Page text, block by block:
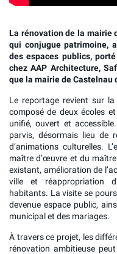
La rénovation de la mairie
qui conjugue patrimoine,
des espaces publics,
chez AAP Architecture,
que la mairie de Castelnau
Le reportage revient sur
composé de deux écoles
unifié, ouvert et
parvis, désormais lieu de
d’animations culturelles.
maître d’œuvre et du
existant, amélioration de
ville et réappropriation
habitants. La visite se
devenue espace public,
municipal et des mariages.
À travers ce projet, les
rénovation ambitieuse